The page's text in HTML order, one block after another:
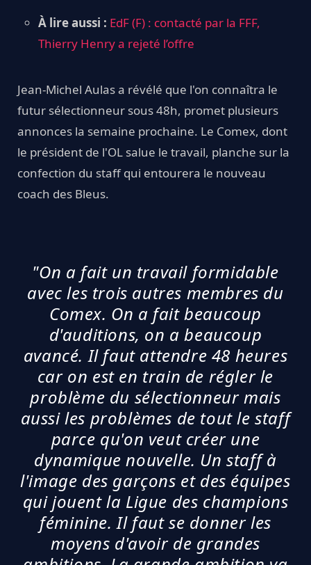
À lire aussi : EdF (F) : contacté par la FFF,
Thierry Henry a rejeté l’offre
Jean-Michel Aulas a révélé que l'on connaîtra le
futur sélectionneur sous 48h, promet plusieurs
annonces la semaine prochaine. Le Comex, dont
le président de l'OL salue le travail, planche sur la
confection du staff qui entourera le nouveau
coach des Bleus.
"On a fait un travail formidable
avec les trois autres membres du
Comex. On a fait beaucoup
d'auditions, on a beaucoup
avancé. Il faut attendre 48 heures
car on est en train de régler le
problème du sélectionneur mais
aussi les problèmes de tout le staff
parce qu'on veut créer une
dynamique nouvelle. Un staff à
l'image des garçons et des équipes
qui jouent la Ligue des champions
féminine. Il faut se donner les
moyens d'avoir de grandes